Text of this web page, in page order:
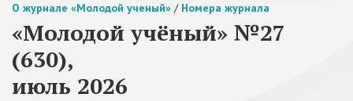
О журнале «Молодой ученый» / Номера журнала
«Молодой учёный» №27
(630),
июль 2026